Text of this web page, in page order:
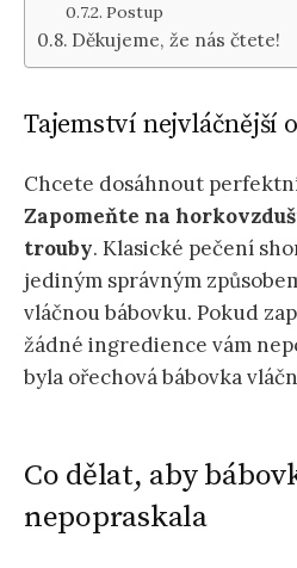
Postup
Děkujeme, že nás čtete!
Tajemství nejvláčnější
Chcete dosáhnout
Zapomeňte na
trouby. Klasické pečení
jediným správným
vláčnou bábovku. Pokud
žádné ingredience vám
byla ořechová bábovka
Co dělat, aby
nepopraskala